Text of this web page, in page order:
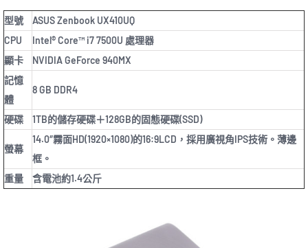
型號
ASUS Zenbook UX410UQ
CPU
Intel® Core™ i7 7500U 處理器
顯卡
NVIDIA GeForce 940MX
記憶
體
8 GB DDR4
硬碟 1TB的儲存硬碟＋128GB的固態硬碟(SSD)
螢幕
14.0″霧面HD(1920×1080)的16:9LCD，採用廣視角IPS技術。薄邊
框。
重量
含電池約1.4公斤